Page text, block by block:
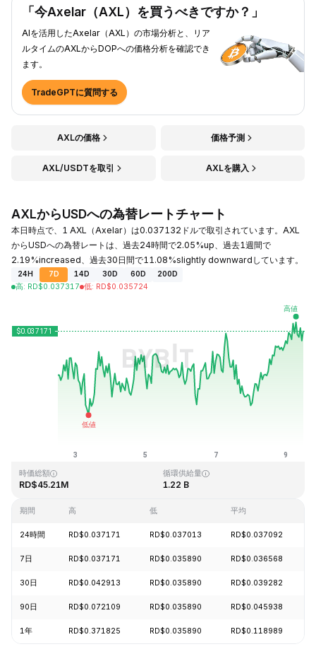
「今Axelar（AXL）を買うべきですか？」
AIを活用したAxelar（AXL）の市場分析と、リア
ルタイムのAXLからDOPへの価格分析を確認でき
ます。
TradeGPTに質問する
AXLの価格 価格予測
AXL/USDTを取引 AXLを購入
AXLからUSDへの為替レートチャート
本日時点で、1 AXL（Axelar）は0.037132ドルで取引されています。AXL
からUSDへの為替レートは、過去24時間で2.05%up、過去1週間で
2.19%increased、過去30日間で11.08%slightly downwardしています。
24H 7D 14D 30D 60D
200D
高: RD$0.037317 低: RD$0.035724
最終更新日時：2026-08-09、11:26 GMT+0
RD$0.035571
時価総額
RD$45.21M
循環供給量
1.22 B
期間 高 低 平均
24時間 RD$0.037171 RD$0.037013 RD$0.037092
7日 RD$0.037171 RD$0.035890 RD$0.036568
30日 RD$0.042913 RD$0.035890 RD$0.039282
90日 RD$0.072109 RD$0.035890 RD$0.045938
1年 RD$0.371825 RD$0.035890 RD$0.118989